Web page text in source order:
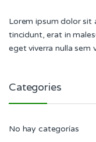
Lorem ipsum dolor sit
tincidunt, erat in
eget viverra nulla sem
Categories
No hay categorías